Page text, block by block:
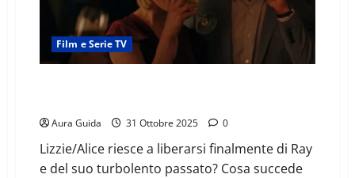
Film e Serie TV
Aura Guida 31 Ottobre 2025 0
Lizzie/Alice riesce a liberarsi finalmente di Ray
e del suo turbolento passato? Cosa succede